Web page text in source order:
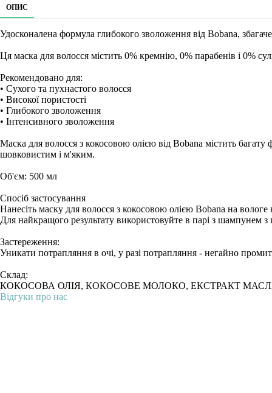
ОПИС
Удосконалена формула глибокого зволоження від Bobana,
Ця маска для волосся містить 0% кремнію, 0% парабенів і 0%
Рекомендовано для:
• Сухого та пухнастого волосся
• Високої пористості
• Глибокого зволоження
• Інтенсивного зволоження
Маска для волосся з кокосовою олією від Bobana містить
шовковистим і м'яким.
Об'єм: 500 мл
Спосіб застосування
Нанесіть маску для волосся з кокосовою олією Bobana на
Для найкращого результату використовуйте в парі з шампунем
Застереження:
Уникати потрапляння в очі, у разі потрапляння - негайно
Склад:
КОКОСОВА ОЛІЯ, КОКОСОВЕ МОЛОКО, ЕКСТРАКТ
Відгуки про нас